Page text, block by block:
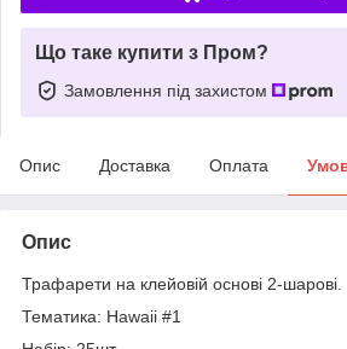
Що таке купити з Пром?
Замовлення під захистом
Опис Доставка Оплата
Опис
Трафарети на клейовій основі 2-шарові.
Тематика: Hawaii #1